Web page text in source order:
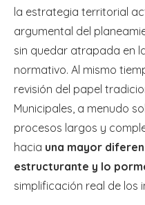
la estrategia territorial
argumental del
sin quedar atrapada en
normativo. Al mismo
revisión del papel
Municipales, a menudo
procesos largos y
hacia una mayor
estructurante y lo
simplificación real de los